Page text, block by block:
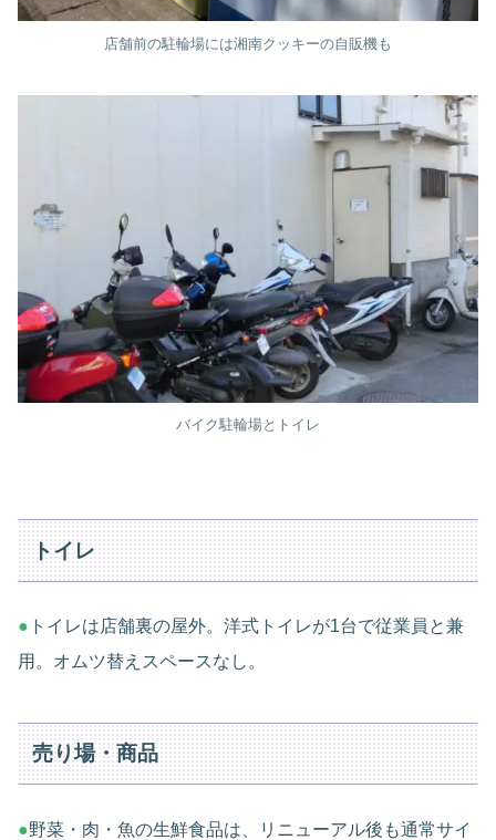
店舗前の駐輪場には湘南クッキーの自販機も
バイク駐輪場とトイレ
トイレ
● トイレは店舗裏の屋外。洋式トイレが1台で従業員と兼
用。オムツ替えスペースなし。
売り場・商品
●野菜・肉・魚の生鮮食品は、リニューアル後も通常サイ